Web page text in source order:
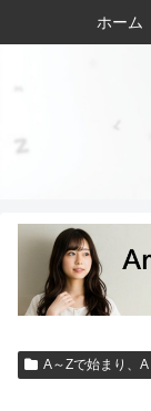
ホーム
A～Zで始まり、